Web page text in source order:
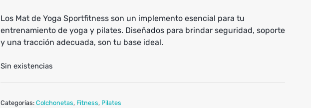
Los Mat de Yoga Sportfitness son un implemento esencial para tu
entrenamiento de yoga y pilates. Diseñados para brindar seguridad, soporte
y una tracción adecuada, son tu base ideal.
Sin existencias
Categorías: Colchonetas, Fitness, Pilates